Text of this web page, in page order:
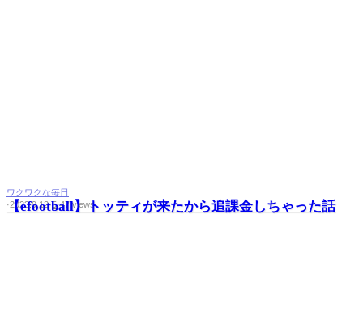
ワクワクな毎日
·2023.9.12·5·47 views
【efootball】トッティが来たから追課金しちゃった話